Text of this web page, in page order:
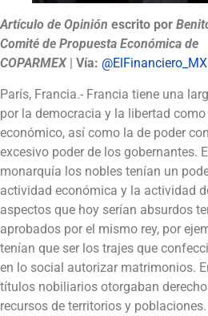
Artículo de Opinión escrito por
Comité de Propuesta Económica de
COPARMEX| Vía: @ElFinanciero_MX
París, Francia.- Francia tiene una
por la democracia y la libertad
económico, así como la de poder
excesivo poder de los gobernantes.
monarquía los nobles tenían un
actividad económica y la actividad
aspectos que hoy serían absurdos
aprobados por el mismo rey, por
tenían que ser los trajes que
en lo social autorizar matrimonios.
títulos nobiliarios otorgaban
recursos de territorios y